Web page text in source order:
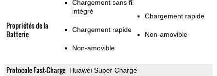
Propriétés de la
Batterie
Chargement sans fil
intégré
Chargement rapide
Non-amovible
Chargement rapide
Non-amovible
Protocole Fast-Charge Huawei Super Charge